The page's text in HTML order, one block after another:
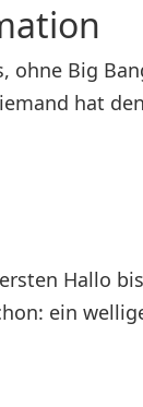
ohne Big
hat
Hallo
ein